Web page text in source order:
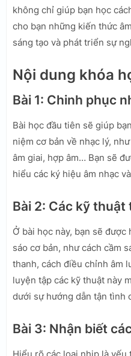
không chỉ giúp bạn học
cho bạn những kiến thức
sáng tạo và phát triển sự
Nội dung khóa
Bài 1: Chinh phục
Bài học đầu tiên sẽ giúp
niệm cơ bản về nhạc lý,
âm giai, hợp âm… Bạn sẽ
hiểu các ký hiệu âm nhạc
Bài 2: Các kỹ thuật
Ở bài học này, bạn sẽ
sáo cơ bản, như cách cầm
thanh, cách điều chỉnh âm
luyện tập các kỹ thuật này
dưới sự hướng dẫn tận tình
Bài 3: Nhận biết